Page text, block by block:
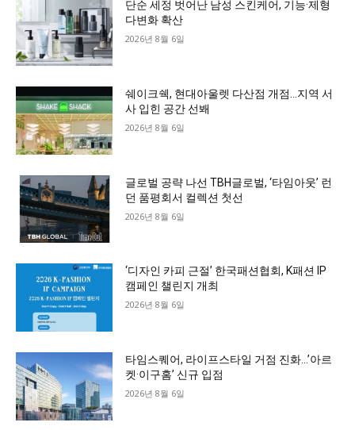
단순 세정 벗어난 남성 스킨케어, 기능·제형
다변화 확산
2026년 8월 6일
쉐이크쉑, 현대아울렛 다산점 개점…지역 서
사 입힌 공간 선봬
2026년 8월 6일
글로벌 공략 나선 TBH글로벌, ‘타임아웃’ 런
던 품평회서 컬렉션 첫선
2026년 8월 6일
‘디자인 카피 근절’ 한국패션협회, K패션 IP
캠페인 챌린지 개최
2026년 8월 6일
타임스퀘어, 라이프스타일 거점 진화…’아르
켓·이구홈’ 신규 입점
2026년 8월 6일